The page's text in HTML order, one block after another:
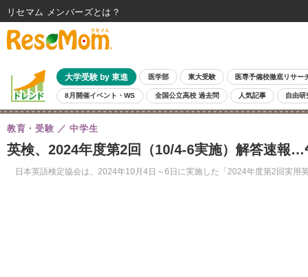
大学受験 by 東進 医学部 東大受験 医専予備校徹底リサー
8月開催イベント・WS 全国公立高校 過去問 人気記事 自由研
英検、2024年度第2回（10/4-6実施）解答速報…
日本英語検定協会は、2024年10月4日～6日に実施した「2024年度第2回実用
教育・受験 中学生
リセマム メンバーズ